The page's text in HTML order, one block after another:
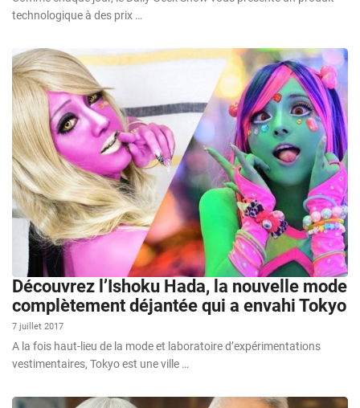
technologique à des prix …
Découvrez l’Ishoku Hada, la nouvelle mode
complètement déjantée qui a envahi Tokyo
7 juillet 2017
A la fois haut-lieu de la mode et laboratoire d’expérimentations
vestimentaires, Tokyo est une ville …